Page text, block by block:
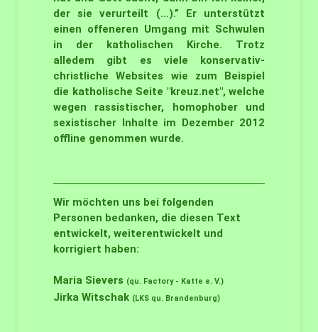
der sie verurteilt (…).” Er unterstützt
einen offeneren Umgang mit Schwulen
in der katholischen Kirche. Trotz
alledem gibt es viele konservativ-
christliche Websites wie zum Beispiel
die katholische Seite "kreuz.net", welche
wegen rassistischer, homophober und
sexistischer Inhalte im Dezember 2012
offline genommen wurde.
Wir möchten uns bei folgenden
Personen bedanken, die diesen Text
entwickelt, weiterentwickelt und
korrigiert haben:
Maria Sievers (qu. Factory - Katte e. V.)
Jirka Witschak (LKS qu. Brandenburg)